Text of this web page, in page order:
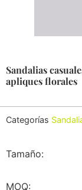
Sandalias
apliques florales
Categorías
Tamaño:
MOQ: